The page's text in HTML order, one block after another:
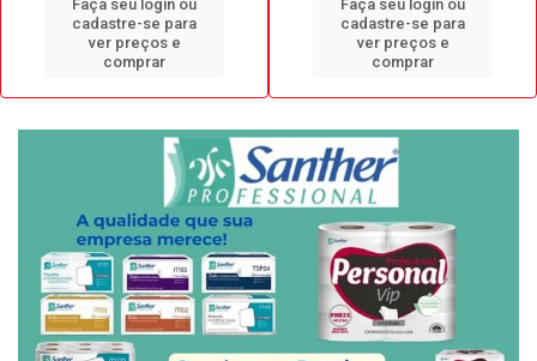
Faça seu login ou
cadastre-se para
ver preços e
comprar
Faça seu login ou
cadastre-se para
ver preços e
comprar